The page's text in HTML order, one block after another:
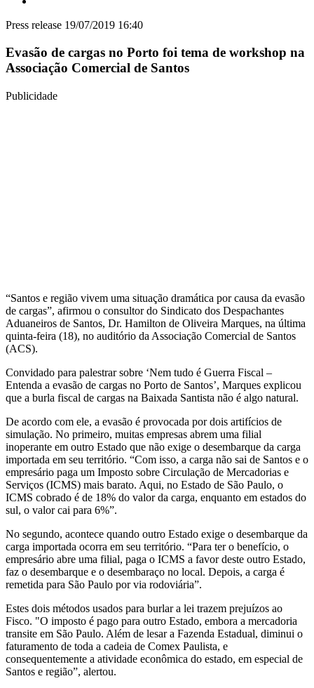
Press release 19/07/2019 16:40
Evasão de cargas no Porto foi tema de workshop na
Associação Comercial de Santos
Publicidade
“Santos e região vivem uma situação dramática por causa da evasão
de cargas”, afirmou o consultor do Sindicato dos Despachantes
Aduaneiros de Santos, Dr. Hamilton de Oliveira Marques, na última
quinta-feira (18), no auditório da Associação Comercial de Santos
(ACS).
Convidado para palestrar sobre ‘Nem tudo é Guerra Fiscal –
Entenda a evasão de cargas no Porto de Santos’, Marques explicou
que a burla fiscal de cargas na Baixada Santista não é algo natural.
De acordo com ele, a evasão é provocada por dois artifícios de
simulação. No primeiro, muitas empresas abrem uma filial
inoperante em outro Estado que não exige o desembarque da carga
importada em seu território. “Com isso, a carga não sai de Santos e o
empresário paga um Imposto sobre Circulação de Mercadorias e
Serviços (ICMS) mais barato. Aqui, no Estado de São Paulo, o
ICMS cobrado é de 18% do valor da carga, enquanto em estados do
sul, o valor cai para 6%”.
No segundo, acontece quando outro Estado exige o desembarque da
carga importada ocorra em seu território. “Para ter o benefício, o
empresário abre uma filial, paga o ICMS a favor deste outro Estado,
faz o desembarque e o desembaraço no local. Depois, a carga é
remetida para São Paulo por via rodoviária”.
Estes dois métodos usados para burlar a lei trazem prejuízos ao
Fisco. "O imposto é pago para outro Estado, embora a mercadoria
transite em São Paulo. Além de lesar a Fazenda Estadual, diminui o
faturamento de toda a cadeia de Comex Paulista, e
consequentemente a atividade econômica do estado, em especial de
Santos e região”, alertou.